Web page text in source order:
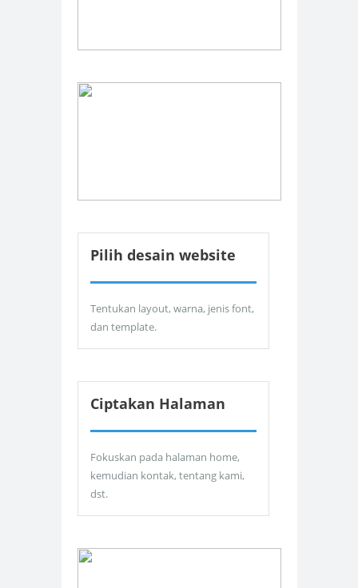
Pilih desain website
Tentukan layout, warna, jenis font,
dan template.
Ciptakan Halaman
Fokuskan pada halaman home,
kemudian kontak, tentang kami,
dst.